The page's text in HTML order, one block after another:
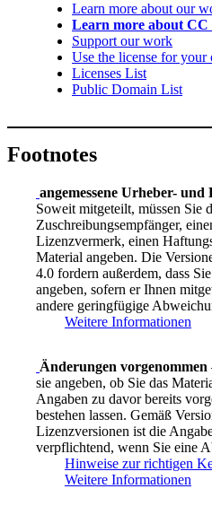
Learn more about our
Learn more about CC
Support our work
Use the license for your
Licenses List
Public Domain List
Footnotes
angemessene Urheber- und
Soweit mitgeteilt, müssen Sie
Zuschreibungsempfänger,
Lizenzvermerk, einen
Material angeben. Die
4.0 fordern außerdem, dass
angeben, sofern er Ihnen
andere geringfügige
Weitere Informationen
Änderungen vorgenommen
sie angeben, ob Sie das
Angaben zu davor bereits
bestehen lassen. Gemäß
Lizenzversionen ist die
verpflichtend, wenn Sie eine
Hinweise zur richtigen
Weitere Informationen